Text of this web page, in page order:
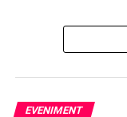
EVENIMENT